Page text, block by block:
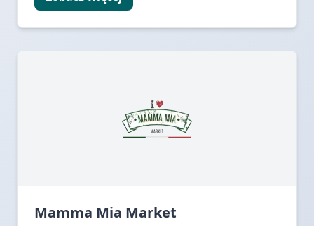
Mamma Mia Market